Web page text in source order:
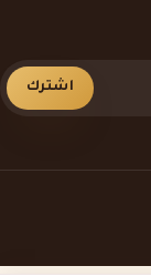
اشترك